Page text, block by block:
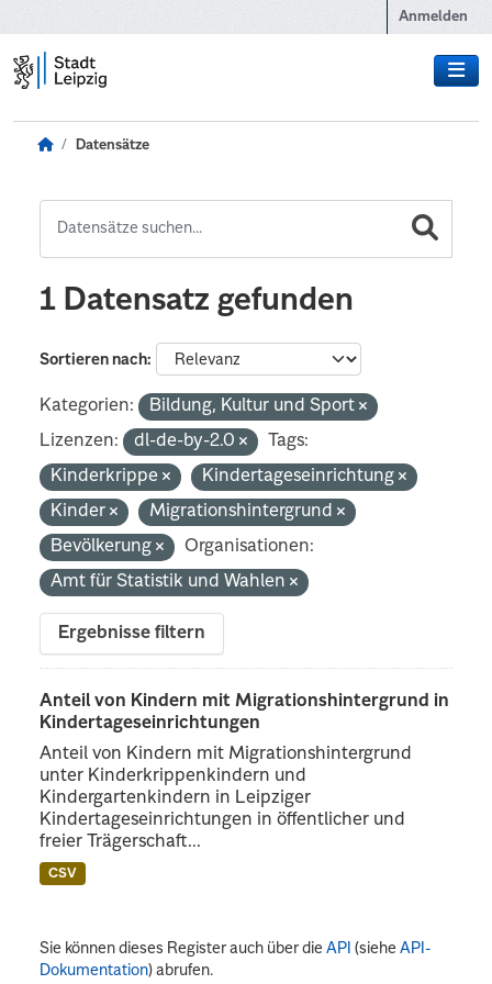
Anmelden
Datensätze
1 Datensatz gefunden
Sortieren nach
Kategorien:
Bildung, Kultur und Sport
Lizenzen:
dl-de-by-2.0
Tags:
Kinderkrippe
Kindertageseinrichtung
Kinder
Migrationshintergrund
Bevölkerung
Organisationen:
Amt für Statistik und Wahlen
Ergebnisse filtern
Anteil von Kindern mit Migrationshintergrund in
Kindertageseinrichtungen
Anteil von Kindern mit Migrationshintergrund
unter Kinderkrippenkindern und
Kindergartenkindern in Leipziger
Kindertageseinrichtungen in öffentlicher und
freier Trägerschaft...
CSV
Sie können dieses Register auch über dieAPI (sieheAPI-
Dokumentation) abrufen.